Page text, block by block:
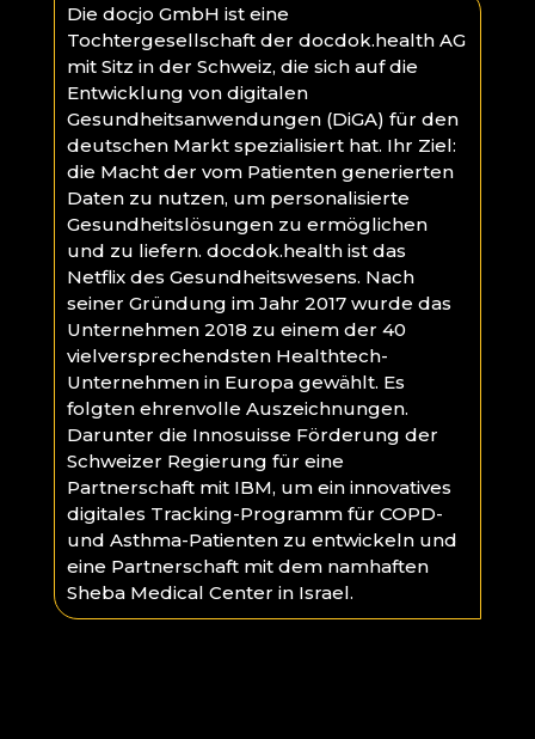
Die docjo GmbH ist eine
Tochtergesellschaft der docdok.health AG
mit Sitz in der Schweiz, die sich auf die
Entwicklung von digitalen
Gesundheitsanwendungen (DiGA) für den
deutschen Markt spezialisiert hat. Ihr Ziel:
die Macht der vom Patienten generierten
Daten zu nutzen, um personalisierte
Gesundheitslösungen zu ermöglichen
und zu liefern. docdok.health ist das
Netflix des Gesundheitswesens. Nach
seiner Gründung im Jahr 2017 wurde das
Unternehmen 2018 zu einem der 40
vielversprechendsten Healthtech-
Unternehmen in Europa gewählt. Es
folgten ehrenvolle Auszeichnungen.
Darunter die Innosuisse Förderung der
Schweizer Regierung für eine
Partnerschaft mit IBM, um ein innovatives
digitales Tracking-Programm für COPD-
und Asthma-Patienten zu entwickeln und
eine Partnerschaft mit dem namhaften
Sheba Medical Center in Israel.